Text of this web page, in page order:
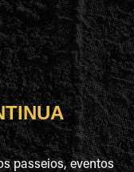
passeios, eventos